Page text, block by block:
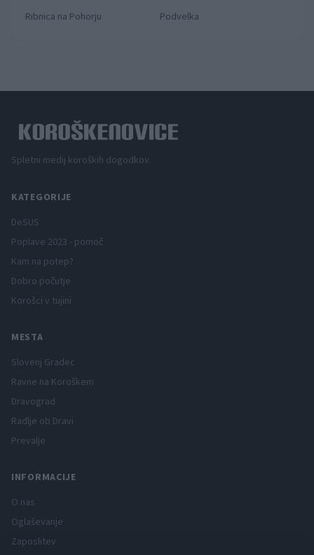
Ribnica na Pohorju
Podvelka
Spletni medij koroških dogodkov.
KATEGORIJE
DeSUS
Poplave 2023 - pomoč
Kam na potep?
Dobro počutje
Korošci v tujini
MESTA
Slovenj Gradec
Ravne na Koroškem
Dravograd
Radlje ob Dravi
Prevalje
INFORMACIJE
O nas
Oglaševanje
Zaposlitev